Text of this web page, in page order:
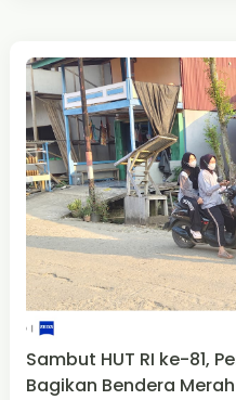
Sambut HUT RI ke-81,
Bagikan Bendera